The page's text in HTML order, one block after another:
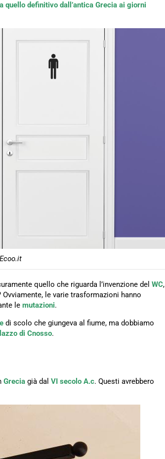
definitivo dall’antica Grecia ai giorni
quello che riguarda l’invenzione del WC,
Ovviamente, le varie trasformazioni hanno
le mutazioni.
di scolo che giungeva al fiume, ma dobbiamo
di Cnosso.
Grecia già dal VI secolo A.c. Questi avrebbero